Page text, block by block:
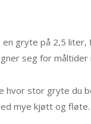
gryte på 2,5
seg for
hvor stor gryte du
mye kjøtt og